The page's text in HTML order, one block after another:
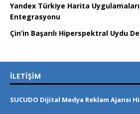
Yandex Türkiye Harita
Entegrasyonu
Çin’in Başarılı Hiperspektral Uydu
İLETIŞIM
SUCUDO Dijital Medya Reklam Ajansı